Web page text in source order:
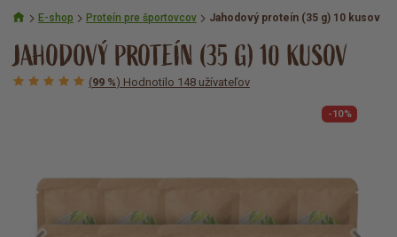
E-shop Proteín pre športovcov Jahodový proteín (35 g) 10 kusov
JAHODOVÝ PROTEÍN (35 G) 10 KUSOV
(99 %) Hodnotilo 148 užívateľov
-10%